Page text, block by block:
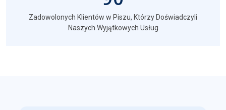
Zadowolonych Klientów w Piszu, Którzy Doświadczyli
Naszych Wyjątkowych Usług